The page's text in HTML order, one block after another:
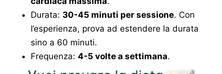
Durata: 30-45 minuti per sessione. Con
l’esperienza, prova ad estendere la durata
sino a 60 minuti.
Frequenza: 4-5 volte a settimana.